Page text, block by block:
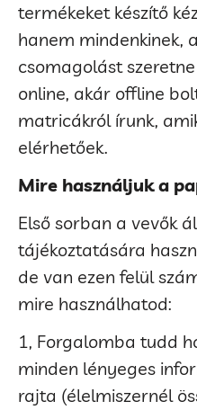
termékeket készítő
hanem mindenkinek,
csomagolást
online, akár offline
matricákról írunk,
elérhetőek.
Mire használjuk a
Első sorban a vevők
tájékoztatására
de van ezen felül
mire használhatod:
1, Forgalomba tudd
minden lényeges
rajta (élelmiszernél